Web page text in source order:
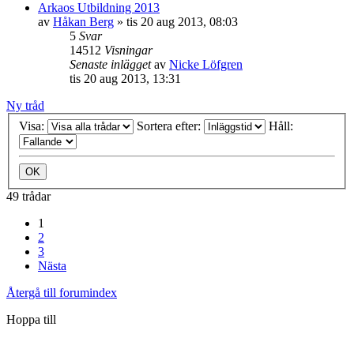
Arkaos Utbildning 2013
av Håkan Berg » tis 20 aug 2013, 08:03
5 Svar
14512 Visningar
Senaste inläggetav Nicke Löfgren
tis 20 aug 2013, 13:31
Ny tråd
Visa:
Sortera efter: Håll:
49 trådar
1
2
3
Nästa
Återgå till forumindex
Hoppa till